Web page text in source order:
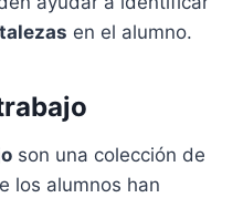
en el alumno.
son una colección de
los alumnos han